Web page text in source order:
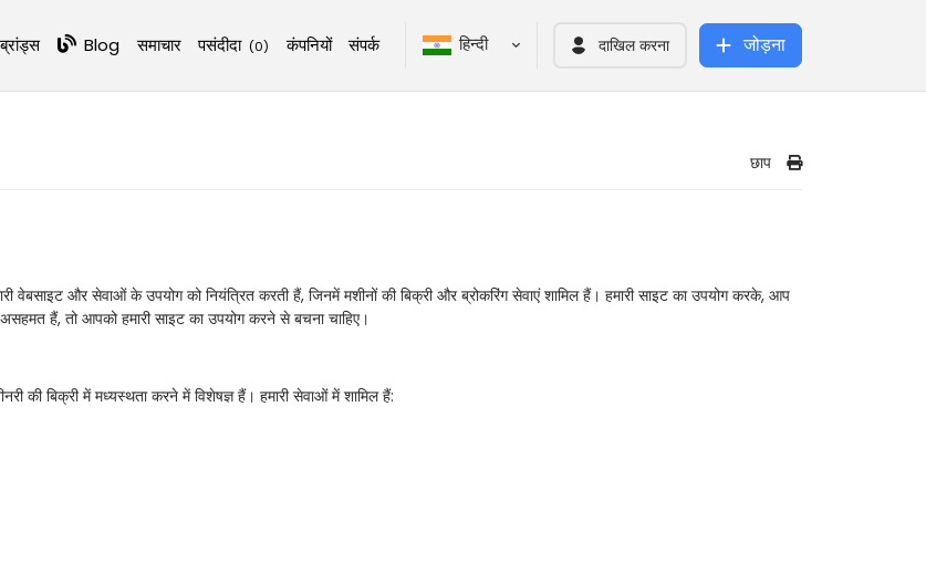
ब्रांड्स Blog समाचार पसंदीदा (0) कंपनियों संपर्क हिन्दी दाखिल करना जोड़ना
छाप
वेबसाइट और सेवाओं के उपयोग को नियंत्रित करती हैं, जिनमें मशीनों की बिक्री और ब्रोकरिंग सेवाएं शामिल हैं। हमारी साइट का उपयोग करके, आप
हैं, तो आपको हमारी साइट का उपयोग करने से बचना चाहिए।
की बिक्री में मध्यस्थता करने में विशेषज्ञ हैं। हमारी सेवाओं में शामिल हैं: